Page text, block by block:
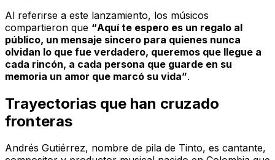
Al referirse a este lanzamiento, los músicos
compartieron que “Aquí te espero es un regalo al
público, un mensaje sincero para quienes nunca
olvidan lo que fue verdadero, queremos que llegue a
cada rincón, a cada persona que guarde en su
memoria un amor que marcó su vida”.
Trayectorias que han cruzado
fronteras
Andrés Gutiérrez, nombre de pila de Tinto, es cantante,